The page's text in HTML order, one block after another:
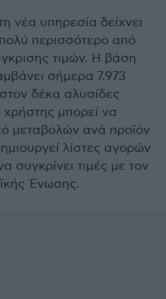
νέα υπηρεσία δείχνει
πολύ περισσότερο από
τιμών. Η βάση
σήμερα 7.973
δέκα αλυσίδες
μπορεί να
μεταβολών ανά προϊόν
λίστες αγορών
συγκρίνει τιμές με τον
Ένωσης.